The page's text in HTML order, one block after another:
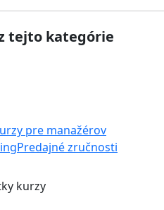
tejto kategórie
pre manažérov
Predajné zručnosti
kurzy